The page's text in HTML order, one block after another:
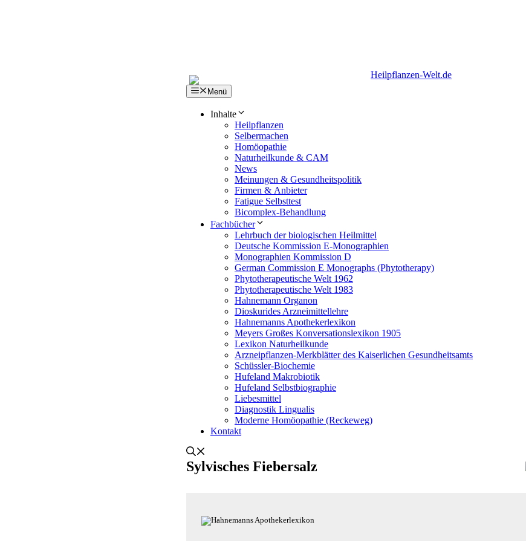
Menü
Inhalte
Heilpflanzen
Selbermachen
Homöopathie
Naturheilkunde & CAM
News
Meinungen & Gesundheitspolitik
Firmen & Anbieter
Fatigue Selbsttest
Bicomplex-Behandlung
Fachbücher
Lehrbuch der biologischen Heilmittel
Deutsche Kommission E‑Monographien
Monographien Kommission D
German Commission E Monographs (Phytotherapy)
Phytotherapeutische Welt 1962
Phytotherapeutische Welt 1983
Hahnemann Organon
Dioskurides Arzneimittellehre
Hahnemanns Apothekerlexikon
Meyers Großes Konversationslexikon 1905
Lexikon Naturheilkunde
Arzneipflanzen-Merkblätter des Kaiserlichen Gesundheitsamts
Schüssler-Biochemie
Hufeland Makrobiotik
Hufeland Selbstbiographie
Liebesmittel
Diagnostik Lingualis
Moderne Homöopathie (Reckeweg)
Kontakt
Sylvisches Fiebersalz